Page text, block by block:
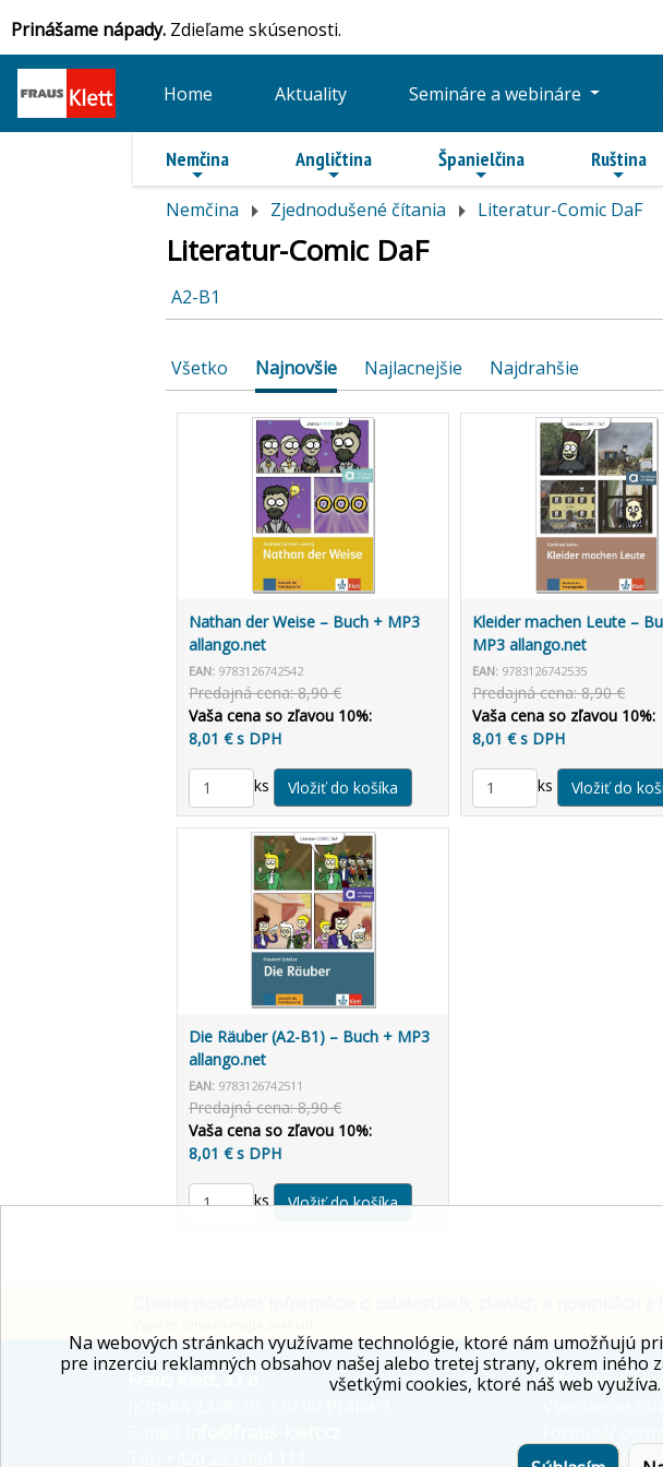
Prinášame nápady. Zdieľame skúsenosti.
Home Aktuality Semináre a webináre
Nemčina Angličtina Španielčina Ruština
Nemčina Zjednodušené čítania Literatur-Comic DaF
Literatur-Comic DaF
A2-B1
Všetko Najnovšie Najlacnejšie Najdrahšie
Nathan der Weise – Buch + MP3
allango.net
EAN: 9783126742542
Predajná cena: 8,90 €
Vaša cena so zľavou 10%:
8,01 € s DPH
ks
Kleider machen Leute –
MP3 allango.net
EAN: 9783126742535
Predajná cena: 8,90 €
Vaša cena so zľavou 10%:
8,01 € s DPH
ks
Die Räuber (A2-B1) – Buch + MP3
allango.net
EAN: 9783126742511
Predajná cena: 8,90 €
Vaša cena so zľavou 10%:
8,01 € s DPH
ks
Fraus Klett, s.r.o.
Informácie o
Na webových stránkach využívame technológie, ktoré nám umožňujú
pre inzerciu reklamných obsahov našej alebo tretej strany, okrem iného
všetkými cookies, ktoré náš web